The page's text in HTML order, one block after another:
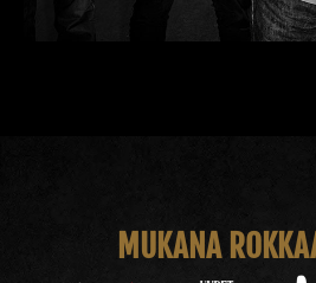
MUKANA